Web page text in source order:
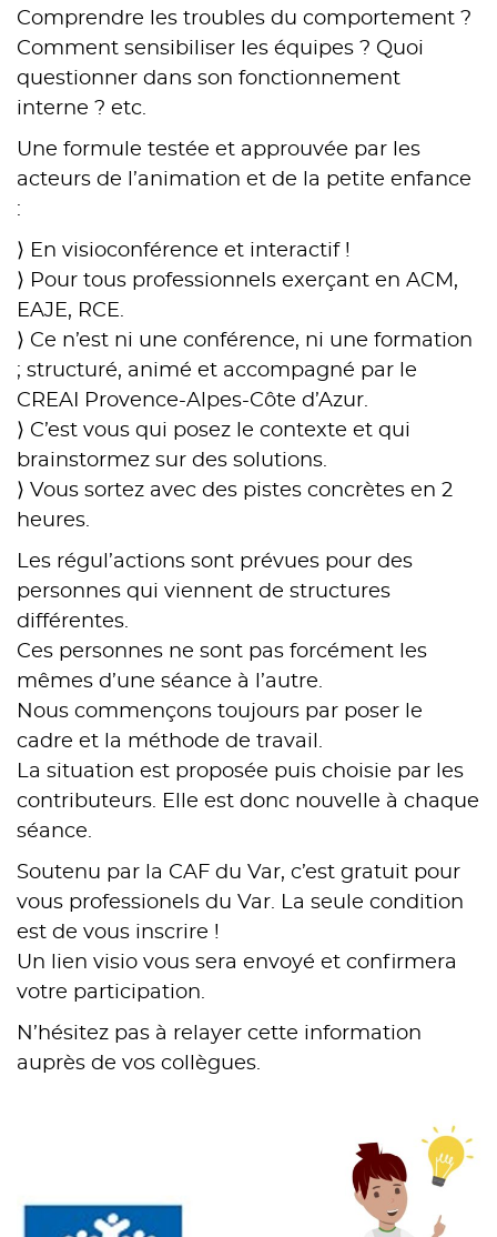
Comprendre les troubles du comportement ?
Comment sensibiliser les équipes ? Quoi
questionner dans son fonctionnement
interne ? etc.
Une formule testée et approuvée par les
acteurs de l’animation et de la petite enfance
:
⟩ En visioconférence et interactif !
⟩ Pour tous professionnels exerçant en ACM,
EAJE, RCE.
⟩ Ce n’est ni une conférence, ni une formation
; structuré, animé et accompagné par le
CREAI Provence-Alpes-Côte d’Azur.
⟩ C’est vous qui posez le contexte et qui
brainstormez sur des solutions.
⟩ Vous sortez avec des pistes concrètes en 2
heures.
Les régul’actions sont prévues pour des
personnes qui viennent de structures
différentes.
Ces personnes ne sont pas forcément les
mêmes d’une séance à l’autre.
Nous commençons toujours par poser le
cadre et la méthode de travail.
La situation est proposée puis choisie par les
contributeurs. Elle est donc nouvelle à chaque
séance.
Soutenu par la CAF du Var, c’est gratuit pour
vous professionels du Var. La seule condition
est de vous inscrire !
Un lien visio vous sera envoyé et confirmera
votre participation.
N’hésitez pas à relayer cette information
auprès de vos collègues.